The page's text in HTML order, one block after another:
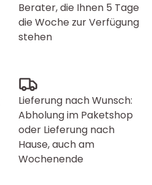
Berater, die Ihnen 5 Tage
die Woche zur Verfügung
stehen
Lieferung nach Wunsch:
Abholung im Paketshop
oder Lieferung nach
Hause, auch am
Wochenende